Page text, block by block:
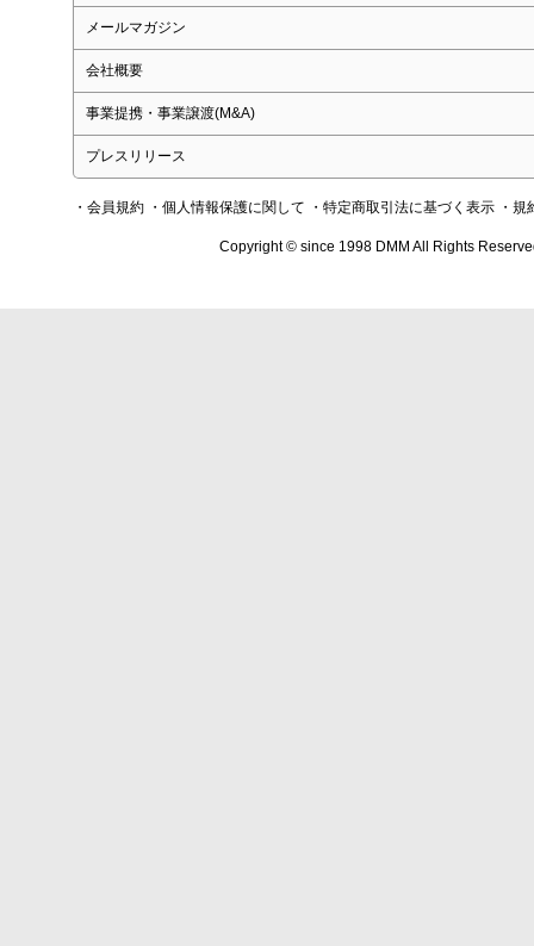
メールマガジン
会社概要
事業提携・事業譲渡(M&A)
プレスリリース
・会員規約 ・個人情報保護に関して ・特定商取引法に基づく表示 ・規
Copyright © since 1998 DMM All Rights